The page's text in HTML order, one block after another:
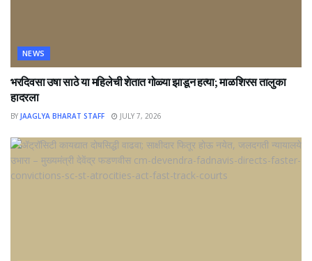
NEWS
भरदिवसा उषा साठे या महिलेची शेतात गोळ्या झाडून हत्या; माळशिरस तालुका
हादरला
BY JAAGLYA BHARAT STAFF JULY 7, 2026